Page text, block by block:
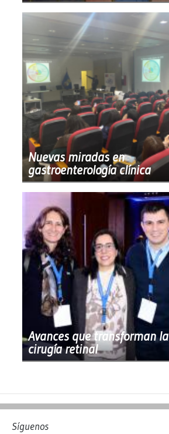
Nuevas miradas en
gastroenterología clínica
Avances que transforman la
cirugía retinal
Síguenos